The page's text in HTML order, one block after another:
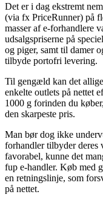
Det er i dag ekstremt
(via fx PriceRunner) på
masser af e-forhandlere
udsalgspriserne på
og piger, samt til damer
tilbyde portofri levering.
Til gengæld kan det
enkelte outlets på nettet
1000 g forinden du
den skarpeste pris.
Man bør dog ikke
forhandler tilbyder deres
favorabel, kunne det
fup e-handler. Køb med
en retningslinje, som
på nettet.